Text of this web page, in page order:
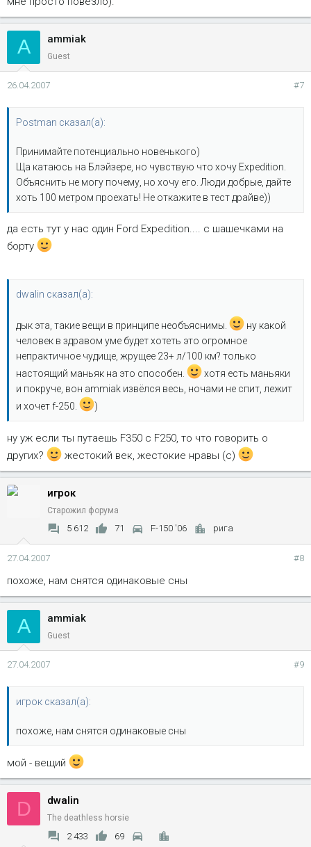
A ammiak
Guest
26.04.2007 #7
Postman сказал(а):
Принимайте потенциально новенького)
Ща катаюсь на Блэйзере, но чувствую что хочу Expedition.
Объяснить не могу почему, но хочу его. Люди добрые, дайте
хоть 100 метром проехать! Не откажите в тест драйве))
да есть тут у нас один Ford Expedition.... с шашечками на
борту
dwalin сказал(а):
дык эта, такие вещи в принципе необъяснимы.
ну какой
человек в здравом уме будет хотеть это огромное
непрактичное чудище, жрущее 23+ л/100 км? только
настоящий маньяк на это способен.
хотя есть маньяки
и покруче, вон ammiak извёлся весь, ночами не спит, лежит
и хочет f-250.
)
ну уж если ты путаешь F350 с F250, то что говорить о
других?
жестокий век, жестокие нравы (с)
игрок
Старожил форума
5 612 71 F-150 '06 рига
27.04.2007 #8
похоже, нам снятся одинаковые сны
A ammiak
Guest
27.04.2007 #9
игрок сказал(а):
похоже, нам снятся одинаковые сны
мой - вещий
D dwalin
The deathless horsie
2 433 69